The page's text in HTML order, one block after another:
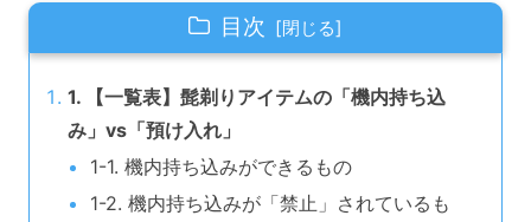
目次
1. 【一覧表】髭剃りアイテムの「機内持ち込
み」vs「預け入れ」
1-1. 機内持ち込みができるもの
1-2. 機内持ち込みが「禁止」されているも